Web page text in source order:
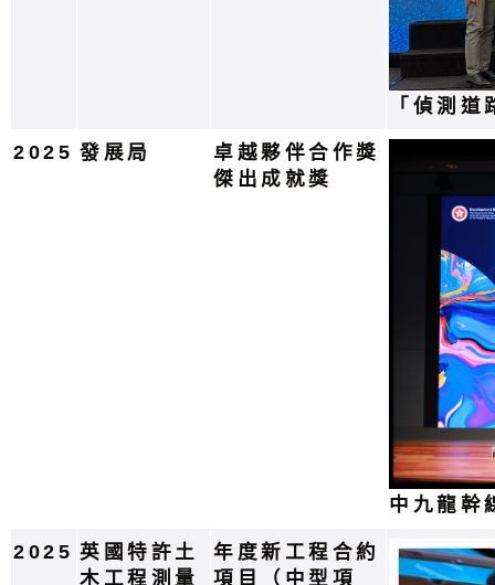
「偵測
2025 發展局
卓越夥伴合作獎
傑出成就獎
中九龍幹
2025 英國特許土
木工程測量
年度新工程合約
項目（中型項